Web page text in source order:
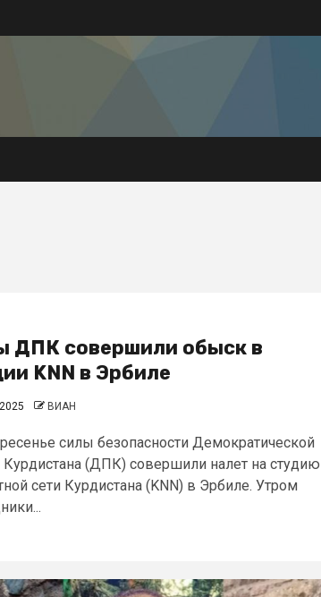
ДПК совершили обыск в
KNN в Эрбиле
ВИАН
силы безопасности Демократической
Курдистана (ДПК) совершили налет на студию
сети Курдистана (KNN) в Эрбиле. Утром